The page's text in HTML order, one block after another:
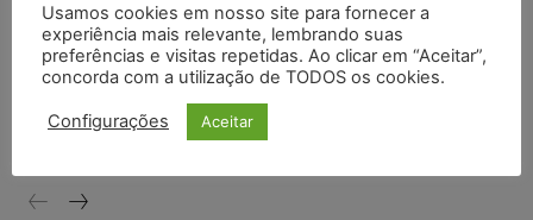
NOTÍCIAS 06/08/2026
STF inicia julgamento sobre constitucionalidade da
proibição dos jogos de azar no Brasil
Usamos cookies em nosso site para fornecer a
experiência mais relevante, lembrando suas
preferências e visitas repetidas. Ao clicar em “Aceitar”,
concorda com a utilização de TODOS os cookies.
Configurações Aceitar